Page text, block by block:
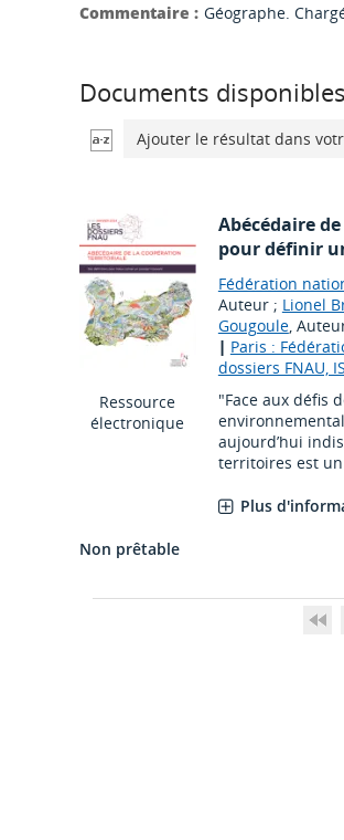
Commentaire : Géographe.
Documents
Ajouter le résultat dans
Ressource
électronique
Abécédaire
pour définir
Fédération
Auteur ; Lionel
Gougoule,
| Paris :
dossiers FNAU,
"Face aux défis
aujourd’hui
territoires est
Plus
Non prêtable